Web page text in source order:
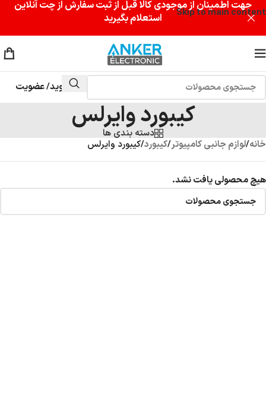
Skip to main content
جهت اطمینان از موجودی کالا قبل از ثبت سفارش از چت آنلاین
استعلام بگیرید
وارد شوید/ عضویت
کیبورد وایرلس
دسته بندی ها
خانه/لوازم جانبی کامپیوتر/کیبورد/کیبورد وایرلس
هیچ محصولی یافت نشد.